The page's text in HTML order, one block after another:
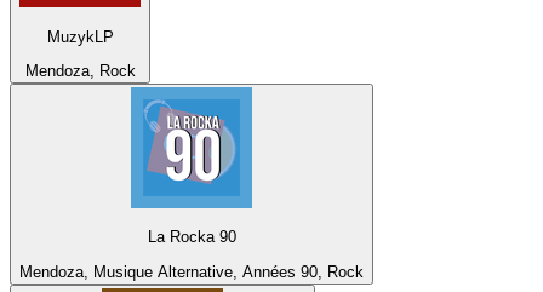
MuzykLP
Mendoza, Rock
La Rocka 90
Mendoza, Musique Alternative, Années 90, Rock